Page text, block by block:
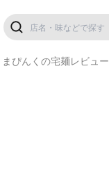
まぴんくの宅麺レビュー